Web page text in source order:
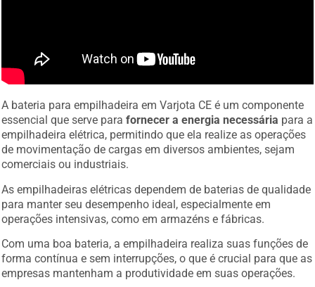
A bateria para empilhadeira em Varjota CE é um componente
essencial que serve parafornecer a energia necessária para a
empilhadeira elétrica, permitindo que ela realize as operações
de movimentação de cargas em diversos ambientes, sejam
comerciais ou industriais.
As empilhadeiras elétricas dependem de baterias de qualidade
para manter seu desempenho ideal, especialmente em
operações intensivas, como em armazéns e fábricas.
Com uma boa bateria, a empilhadeira realiza suas funções de
forma contínua e sem interrupções, o que é crucial para que as
empresas mantenham a produtividade em suas operações.